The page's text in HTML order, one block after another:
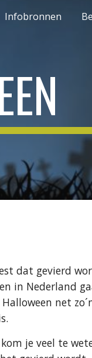
Infobronnen
dat gevierd
in Nederland
net
je veel te